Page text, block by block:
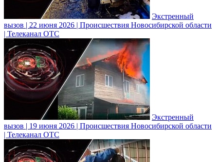
Экстренный
вызов | 22 июня 2026 | Происшествия Новосибирской области
| Телеканал ОТС
Экстренный
вызов | 19 июня 2026 | Происшествия Новосибирской области
| Телеканал ОТС